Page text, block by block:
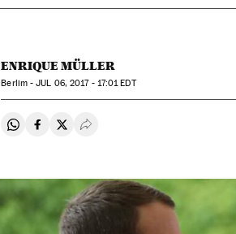
ENRIQUE MÜLLER
Berlim -JUL 06, 2017 - 17:01EDT
Compartir en Whatsapp
Compartir en Facebook
Compartir en Twitter
Desplegar Redes Sociales